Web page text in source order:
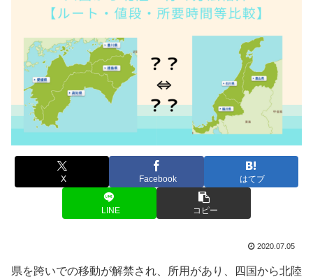
X Facebook はてブ
LINE コピー
2020.07.05
県を跨いでの移動が解禁され、所用があり、四国から北陸